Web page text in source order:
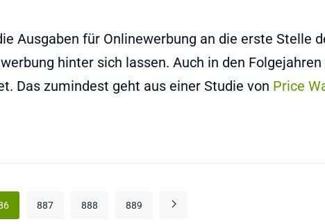
Ausgaben für Onlinewerbung an die erste Stelle
hinter sich lassen. Auch in den
Das zumindest geht aus einer Studie von Price
887 888 889